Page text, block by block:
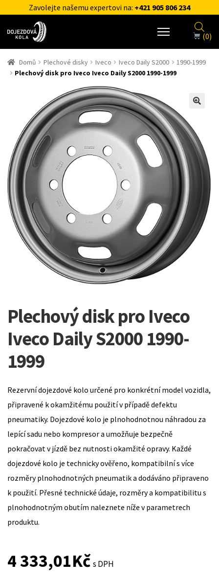
Zavolejte našemu expertovi na: +421 905 806 234
(0)
Domů Plechové disky Iveco Iveco Daily S2000
1990-1999
Plechový disk pro Iveco Iveco Daily S2000 1990-1999
Plechový disk pro Iveco
Iveco Daily S2000 1990-
1999
Rezervní dojezdové kolo určené pro konkrétní model vozidla,
připravené k okamžitému použití v případě defektu
pneumatiky. Dojezdové kolo je plnohodnotnou náhradou za
lepící sadu nebo kompresor a umožňuje bezpečně
pokračovat v jízdě bez nutnosti okamžité opravy. Každé
dojezdové kolo je technicky ověřeno, kompatibilní s více
rozměry plnohodnotných pneumatik a dodáváno připraveno
k použití. Přesné technické údaje, rozměry a kompatibilitu s
plnohodnotným obutím naleznete níže v parametrech
produktu.
4 333,01Kč s DPH